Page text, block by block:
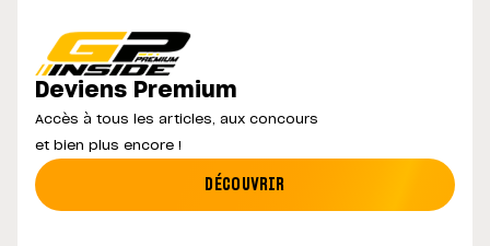
Deviens Premium
Accès à tous les articles, aux concours
et bien plus encore !
DÉCOUVRIR